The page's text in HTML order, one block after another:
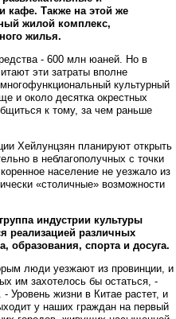
кафе. Также на этой же
жилой комплекс,
жилья.
- 600 млн юаней. Но в
эти затраты вполне
культурный
и около десятка окрестных
к тому, за чем раньше
Хейлунцзян планируют открыть
в неблагополучных с точки
население не уезжало из
«столичные» возможности
индустрии культуры
реализацией различных
образования, спорта и досуга.
люди уезжают из провинции, и
им захотелось бы остаться, -
Уровень жизни в Китае растет, и
у наших граждан на первый